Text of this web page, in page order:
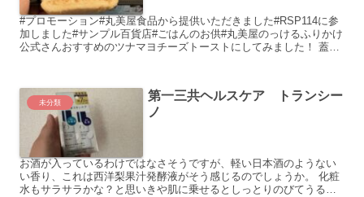
#プロモーション#丸美屋食品から提供いただきました#RSP114に参
加しました#サンプル百貨店#ごはんのお供#丸美屋のっけるふりかけ
公式さんおすすめのツナマヨチーズトーストにしてみました！ 蓋を
未分類
第一三共ヘルスケア トランシー
ノ
お酒が入っているわけではなさそうですが、軽い日本酒のようない
い香り、これは西洋梨果汁発酵液がそう感じるのでしょうか。 化粧
水もサラサラかな？と思いきや肌に乗せるとしっとりのびてうるう